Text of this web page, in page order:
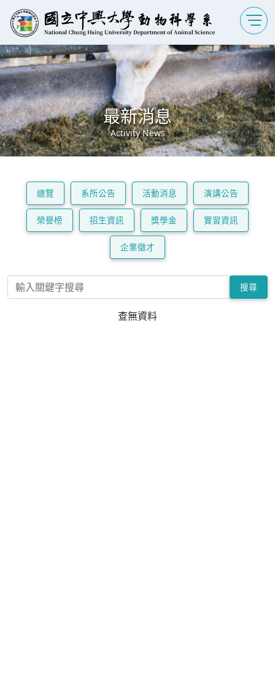
最新消息
Activity News
總覽 系所公告 活動消息 演講公告
榮譽榜 招生資訊 獎學金 實習資訊
企業徵才
搜尋
查無資料